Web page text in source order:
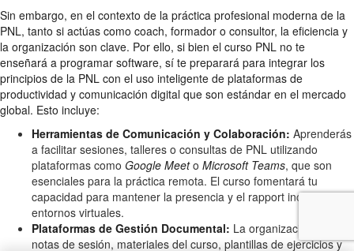
Sin embargo, en el contexto de la práctica profesional moderna de la
PNL, tanto si actúas como coach, formador o consultor, la eficiencia y
la organización son clave. Por ello, si bien el curso PNL no te
enseñará a programar software, sí te preparará para integrar los
principios de la PNL con el uso inteligente de plataformas de
productividad y comunicación digital que son estándar en el mercado
global. Esto incluye:
Herramientas de Comunicación y Colaboración: Aprenderás
a facilitar sesiones, talleres o consultas de PNL utilizando
plataformas como Google Meeto Microsoft Teams, que son
esenciales para la práctica remota. El curso fomentará tu
capacidad para mantener la presencia y el rapport incluso en
entornos virtuales.
Plataformas de Gestión Documental: La organización de tus
notas de sesión, materiales del curso, plantillas de ejercicios y